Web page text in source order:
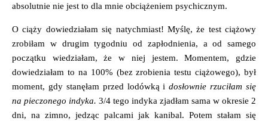
absolutnie nie jest to dla mnie obciążeniem psychicznym.
O ciąży dowiedziałam się natychmiast! Myślę, że test ciążowy
zrobiłam w drugim tygodniu od zapłodnienia, a od samego
początku wiedziałam, że w niej jestem. Momentem, gdzie
dowiedziałam to na 100% (bez zrobienia testu ciążowego), był
moment, gdy stanęłam przed lodówką idosłownie rzuciłam się
na pieczonego indyka. 3/4 tego indyka zjadłam sama w okresie 2
dni, na zimno, jedząc palcami jak kanibal. Potem stałam się